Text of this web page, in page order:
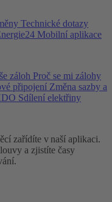
Technické dotazy
Mobilní aplikace
záloh Proč se mi zálohy
připojení Změna sazby a
Sdílení elektřiny
zařídíte v naší aplikaci.
a zjistíte časy